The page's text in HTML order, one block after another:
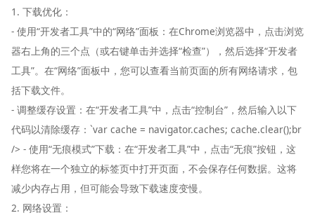
1. 下载优化：
- 使用“开发者工具”中的“网络”面板：在Chrome浏览器中，点击浏览
器右上角的三个点（或右键单击并选择“检查”），然后选择“开发者
工具”。在“网络”面板中，您可以查看当前页面的所有网络请求，包
括下载文件。
- 调整缓存设置：在“开发者工具”中，点击“控制台”，然后输入以下
代码以清除缓存：`var cache = navigator.caches; cache.clear();br
/> - 使用“无痕模式”下载：在“开发者工具”中，点击“无痕”按钮，这
样您将在一个独立的标签页中打开页面，不会保存任何数据。这将
减少内存占用，但可能会导致下载速度变慢。
2. 网络设置：